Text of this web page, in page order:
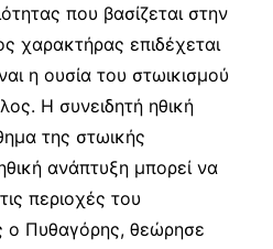
που βασίζεται στην
χαρακτήρας επιδέχεται
η ουσία του στωικισμού
Η συνειδητή ηθική
της στωικής
ανάπτυξη μπορεί να
περιοχές του
ο Πυθαγόρης, θεώρησε